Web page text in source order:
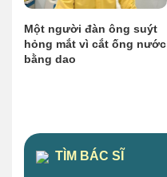
Một người đàn ông suýt
hỏng mắt vì cắt ống nước
bằng dao
TÌM BÁC SĨ